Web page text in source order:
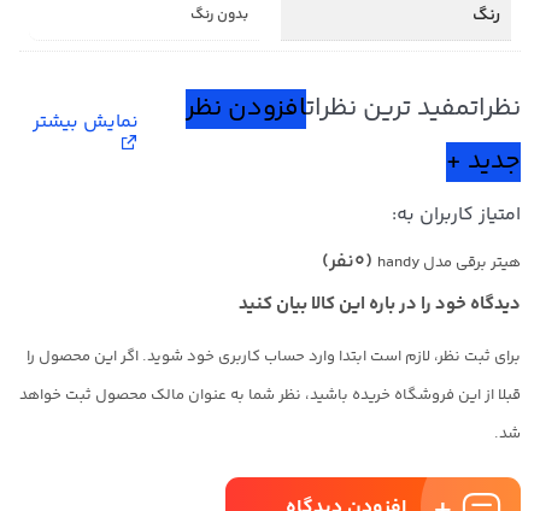
رنگ بدون رنگ
نظراتمفید ترین نظراتافزودن نظر
جدید +
نمایش بیشتر
امتیاز کاربران به:
هیتر برقی مدل handy (0نفر)
دیدگاه خود را در باره این کالا بیان کنید
برای ثبت نظر، لازم است ابتدا وارد حساب کاربری خود شوید. اگر این محصول را
قبلا از این فروشگاه خریده باشید، نظر شما به عنوان مالک محصول ثبت خواهد
شد.